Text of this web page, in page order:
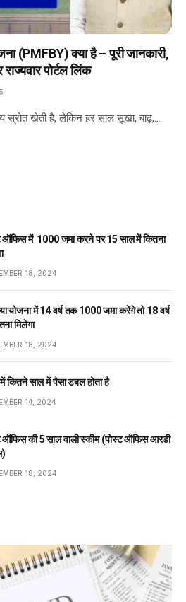
(PMFBY) क्या है – पूरी जानकारी,
पोर्टल लिंक
स्रोत खेती है, लेकिन हर साल सूखा, बाढ़,…
ऑफिस में ₹ 1000 जमा करने पर 15 साल में कितना
18, 2024
योजना में 14 वर्ष तक ₹1000 जमा करेंगे तो 18 वर्ष
मिलेगा
18, 2024
कितने साल में पैसा डबल होता है
14, 2024
ऑफिस की 5 साल वाली स्कीम (पोस्ट ऑफिस आरडी
18, 2024